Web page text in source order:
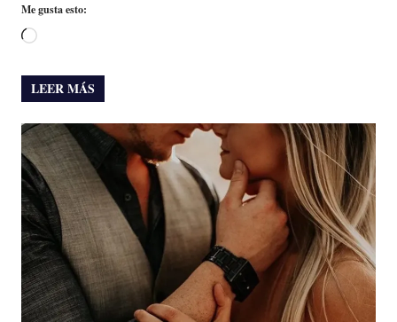
Me gusta esto:
Cargando...
LEER MÁS